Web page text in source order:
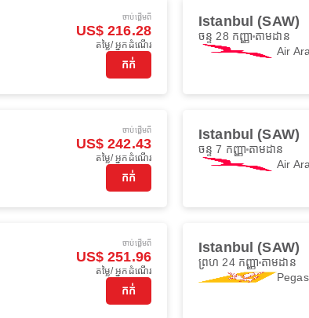
ចាប់ផ្ដើមពី
US$ 216.28
តម្លៃ/ អ្នកដំណើរ
កក់
Istanbul (SAW)
ចន្ទ 28 កញ្ញា តាមដាន
Air
ចាប់ផ្ដើមពី
US$ 242.43
តម្លៃ/ អ្នកដំណើរ
កក់
Istanbul (SAW)
ចន្ទ 7 កញ្ញា តាមដាន
Air
ចាប់ផ្ដើមពី
US$ 251.96
តម្លៃ/ អ្នកដំណើរ
កក់
Istanbul (SAW)
ព្រហ 24 កញ្ញា តាមដាន